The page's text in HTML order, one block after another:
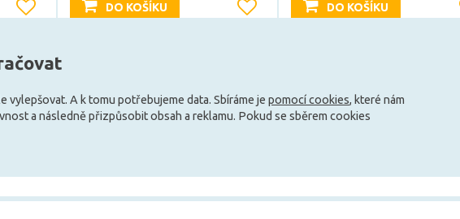
DO KOŠÍKU DO KOŠÍKU
Načíst další
vylepšovat. A k tomu potřebujeme data. Sbíráme je pomocí cookies, které nám
a následně přizpůsobit obsah a reklamu. Pokud se sběrem cookies